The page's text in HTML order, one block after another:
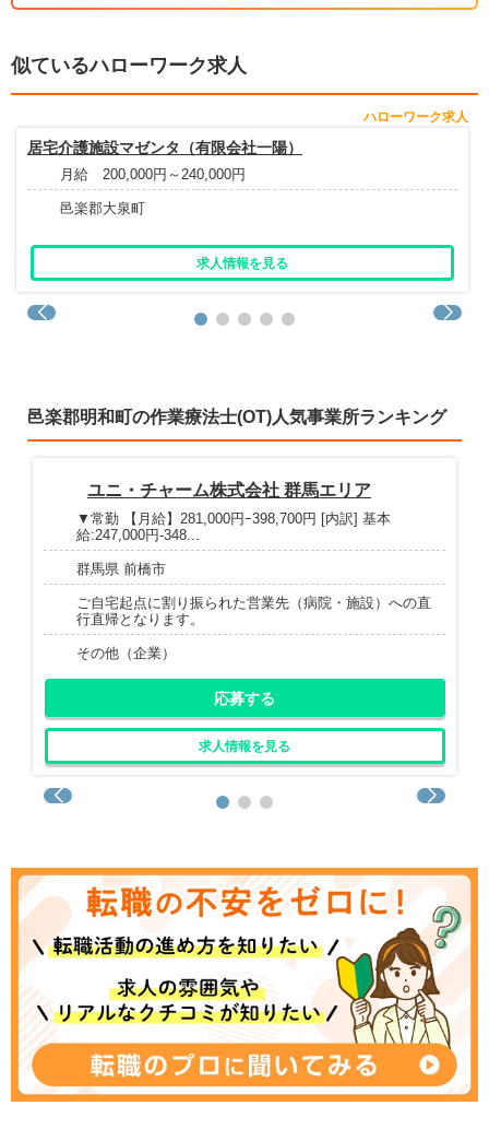
似ているハローワーク求人
ハローワーク求人
居宅介護施設マゼンタ（有限会社一陽）
月給 200,000円～240,000円
邑楽郡大泉町
求人情報を見る
邑楽郡明和町の作業療法士(OT)人気事業所ランキング
ユニ・チャーム株式会社 群馬エリア
▼常勤 【月給】281,000円ｰ398,700円 [内訳] 基本
給:247,000円-348...
群馬県 前橋市
ご自宅起点に割り振られた営業先（病院・施設）への直
行直帰となります。
その他（企業）
応募する
求人情報を見る